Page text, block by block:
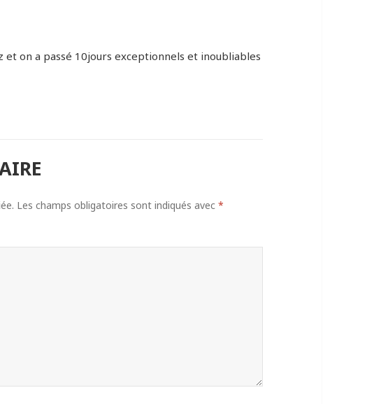
et on a passé 10jours exceptionnels et inoubliables
Les champs obligatoires sont indiqués avec*